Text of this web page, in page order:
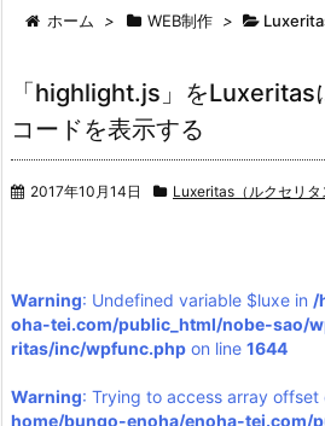
ホーム > WEB制作 >
「highlight.js」をLuxeritas
コードを表示する
2017年10月14日 Luxeritas（ルクセリタ
Warning: Undefined variable $luxe in /
oha-tei.com/public_html/nobe-sao/
ritas/inc/wpfunc.php on line 1644
Warning: Trying to access array
home/bungo-enoha/enoha-tei.com/